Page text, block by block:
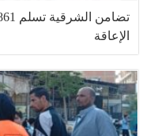
الإعاقة